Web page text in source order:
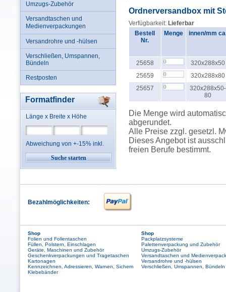
Ordnerversandbox mit
Verfügbarkeit: Lieferbar
Bestell
Nr.
Menge innen/mm
25658
320x288x50
25659
320x288x80
25657
320x288x50-
80
Die Menge wird
abgerundet.
Alle Preise zzgl. gesetzl.
Dieses Angebot ist
freien Berufe bestimmt.
Umzugs-Zubehör
Versandtaschen und
Medienverpackungen
Versandrohre und -hülsen
Verschließen, Umspannen,
Bündeln
Restposten
Formatfinder
Länge x Breite x Höhe
Abweichung von +-15% inkl.
Bezahlmöglichkeiten:
Shop
Folien und Folientaschen
Füllen, Polstern, Einschlagen
Geräte, Maschinen und Zubehör
Geschenkverpackungen und Tragetaschen
Kartonagen
Kennzeichnen, Adressieren, Warnen, Sichern
Klebebänder
Shop
Packplatzsysteme
Palettenverpackung und Zubehör
Umzugs-Zubehör
Versandtaschen und
Versandrohre und -hülsen
Verschließen, Umspannen, Bündeln